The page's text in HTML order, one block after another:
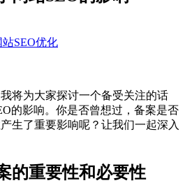
站SEO优化
将为大家探讨一个备受关注的话
的影响。你是否曾想过，备案是否
生了重要影响呢？让我们一起深入
的重要性和必要性